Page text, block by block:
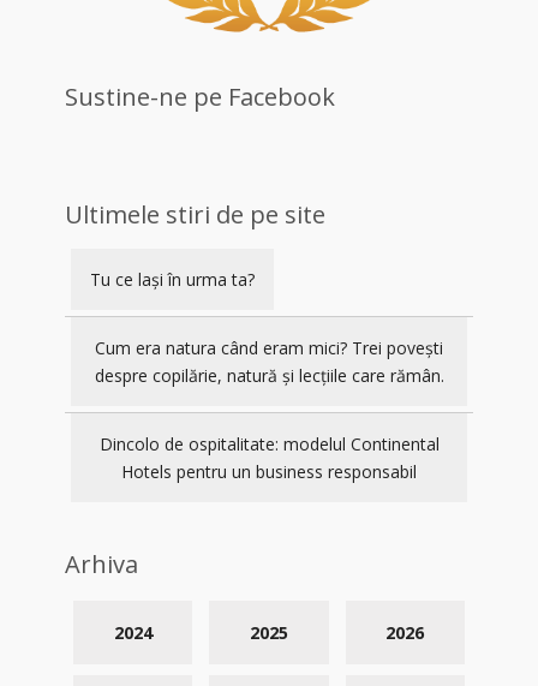
Sustine-ne pe Facebook
Ultimele stiri de pe site
Tu ce lași în urma ta?
Cum era natura când eram mici? Trei povești
despre copilărie, natură și lecțiile care rămân.
Dincolo de ospitalitate: modelul Continental
Hotels pentru un business responsabil
Arhiva
2026
2025
2024